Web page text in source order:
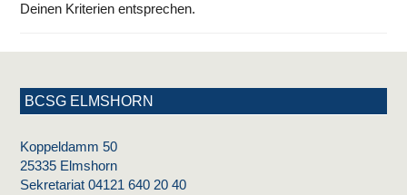
Deinen Kriterien entsprechen.
BCSG ELMSHORN
Koppeldamm 50
25335 Elmshorn
Sekretariat 04121 640 20 40